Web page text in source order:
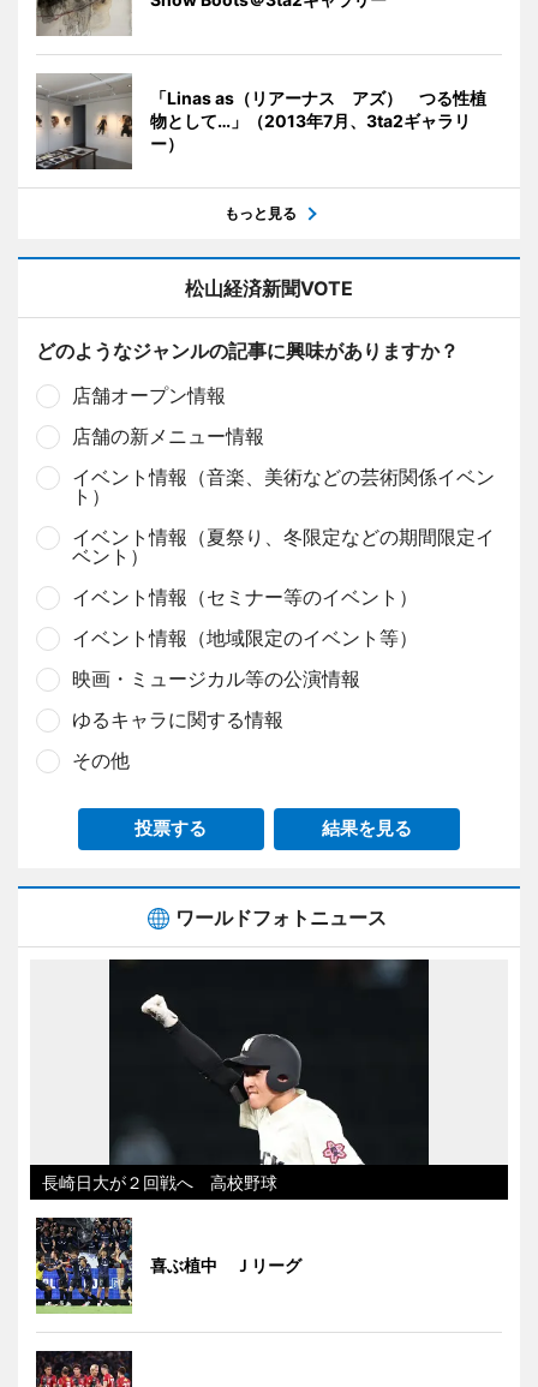
「Linas as（リアーナス アズ） つる性植
物として…」（2013年7月、3ta2ギャラリ
ー）
もっと見る
松山経済新聞VOTE
どのようなジャンルの記事に興味がありますか？
店舗オープン情報
店舗の新メニュー情報
イベント情報（音楽、美術などの芸術関係イベン
ト）
イベント情報（夏祭り、冬限定などの期間限定イ
ベント）
イベント情報（セミナー等のイベント）
イベント情報（地域限定のイベント等）
映画・ミュージカル等の公演情報
ゆるキャラに関する情報
その他
投票する 結果を見る
ワールドフォトニュース
長崎日大が２回戦へ 高校野球
喜ぶ植中 Ｊリーグ